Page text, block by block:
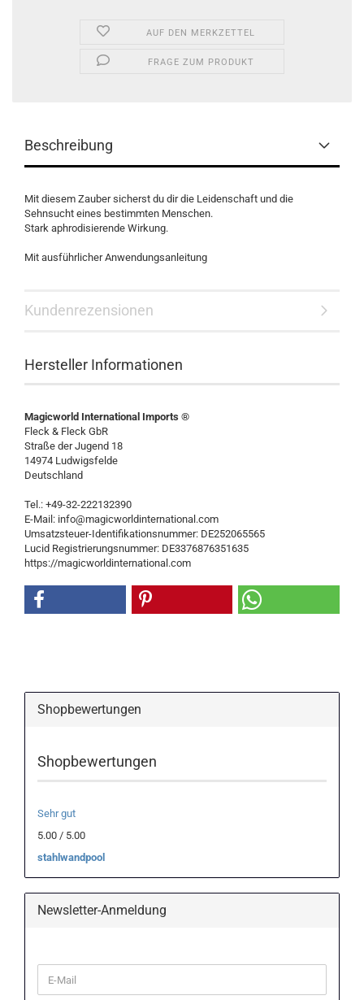
AUF DEN MERKZETTEL
FRAGE ZUM PRODUKT
Beschreibung
Mit diesem Zauber sicherst du dir die Leidenschaft und die
Sehnsucht eines bestimmten Menschen.
Stark aphrodisierende Wirkung.
Mit ausführlicher Anwendungsanleitung
Kundenrezensionen
Hersteller Informationen
Magicworld International Imports ®
Fleck & Fleck GbR
Straße der Jugend 18
14974 Ludwigsfelde
Deutschland
Tel.: +49-32-222132390
E-Mail: info@magicworldinternational.com
Umsatzsteuer-Identifikationsnummer: DE252065565
Lucid Registrierungsnummer: DE3376876351635
https://magicworldinternational.com
Shopbewertungen
Shopbewertungen
Sehr gut
5.00 / 5.00
stahlwandpool
Newsletter-Anmeldung
ZUR
E-
Mail